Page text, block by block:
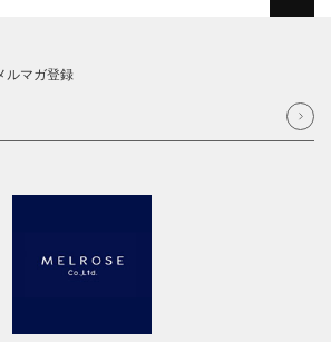
ルマガ登録